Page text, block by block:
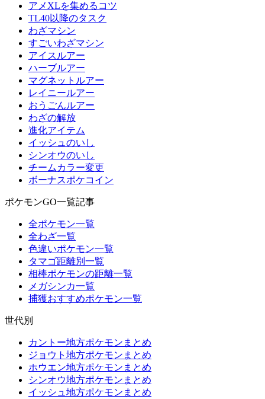
アメXLを集めるコツ
TL40以降のタスク
わざマシン
すごいわざマシン
アイスルアー
ハーブルアー
マグネットルアー
レイニールアー
おうごんルアー
わざの解放
進化アイテム
イッシュのいし
シンオウのいし
チームカラー変更
ボーナスポケコイン
ポケモンGO一覧記事
全ポケモン一覧
全わざ一覧
色違いポケモン一覧
タマゴ距離別一覧
相棒ポケモンの距離一覧
メガシンカ一覧
捕獲おすすめポケモン一覧
世代別
カントー地方ポケモンまとめ
ジョウト地方ポケモンまとめ
ホウエン地方ポケモンまとめ
シンオウ地方ポケモンまとめ
イッシュ地方ポケモンまとめ